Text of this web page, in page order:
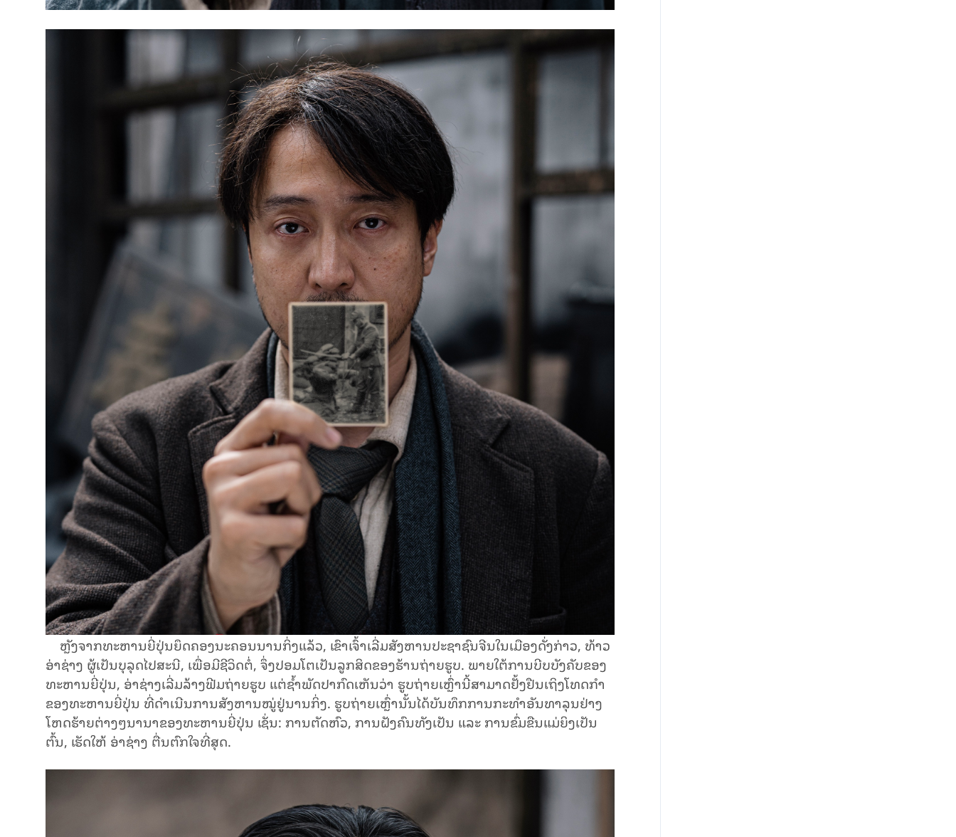
ຫຼັງຈາກທະຫານຍີ່ປຸ່ນຍຶດຄອງນະຄອນນານກິ່ງແລ້ວ, ເຂົາເຈົ້າເລີ່ມສັງຫານປະຊາຊົນຈີນໃນເມືອງດັ່ງກ່າວ, ທ້າວ
ອ່າຊ່າງ ຜູ້ເປັນບຸລຸດໄປສະນີ, ເພື່ອມີຊີວິດຕໍ່, ຈຶ່ງປອມໂຕເປັນລູກສິດຂອງຮ້ານຖ່າຍຮູບ. ພາຍໃຕ້ການບີບບັງຄັບຂອງ
ທະຫານຍີ່ປຸ່ນ, ອ່າຊ່າງເລີ່ມລ້າງຟີມຖ່າຍຮູບ ແຕ່ຊ້ຳພັດປາກົດເຫັນວ່າ ຮູບຖ່າຍເຫຼົ່ານີ້ສາມາດຢັ້ງຢືນເຖິງໂທດກຳ
ຂອງທະຫານຍີ່ປຸ່ນ ທີ່ດໍາເນີນການສັງຫານໝູ່ຢູ່ນານກິ່ງ. ຮູບຖ່າຍເຫຼົ່ານັ້ນໄດ້ບັນທຶກການກະທຳອັນທາລຸນຢ່າງ
ໂຫດຮ້າຍຕ່າງໆນານາຂອງທະຫານຍີ່ປຸ່ນ ເຊັ່ນ: ການຕັດຫົວ, ການຝັງຄົນທັງເປັນ ແລະ ການຂົ່ມຂືນແມ່ຍິງເປັນ
ຕົ້ນ, ເຮັດໃຫ້ ອ່າຊ່າງ ຕື່ນຕົກໃຈທີ່ສຸດ.